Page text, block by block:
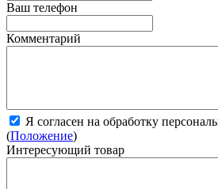
Ваш телефон
Комментарий
Я согласен на обработку
(Положение)
Интересующий товар